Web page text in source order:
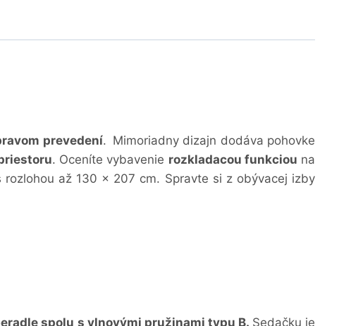
prevedení. Mimoriadny dizajn dodáva pohovke
. Ocenítevybavenie rozkladacou funkciou na
až 130 x 207 cm. Spravte si z obývacej izby
spolu s vlnovými pružinami typu B. Sedačku je